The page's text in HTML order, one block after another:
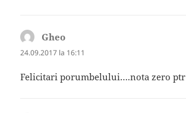
Gheo
24.09.2017 la 16:11
Felicitari porumbelului….nota zero